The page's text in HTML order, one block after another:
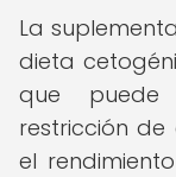
La
dieta
que
restricción
el